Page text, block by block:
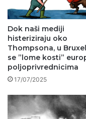
Dok naši mediji
histeriziraju oko
Thompsona, u
se ”lome kosti”
poljoprivrednicima
17/07/2025